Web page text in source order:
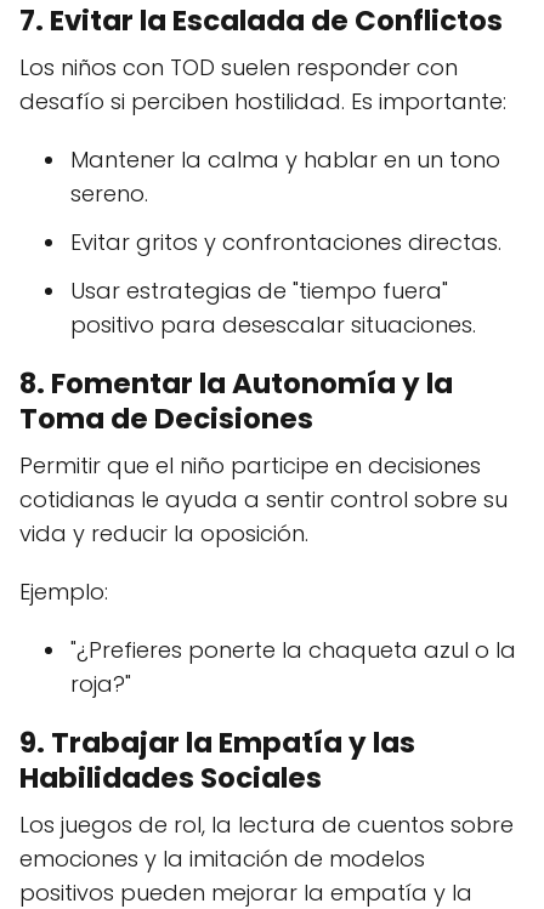
7. Evitar la Escalada de Conflictos
Los niños con TOD suelen responder con
desafío si perciben hostilidad. Es importante:
Mantener la calma y hablar en un tono
sereno.
Evitar gritos y confrontaciones directas.
Usar estrategias de "tiempo fuera"
positivo para desescalar situaciones.
8. Fomentar la Autonomía y la
Toma de Decisiones
Permitir que el niño participe en decisiones
cotidianas le ayuda a sentir control sobre su
vida y reducir la oposición.
Ejemplo:
"¿Prefieres ponerte la chaqueta azul o la
roja?"
9. Trabajar la Empatía y las
Habilidades Sociales
Los juegos de rol, la lectura de cuentos sobre
emociones y la imitación de modelos
positivos pueden mejorar la empatía y la